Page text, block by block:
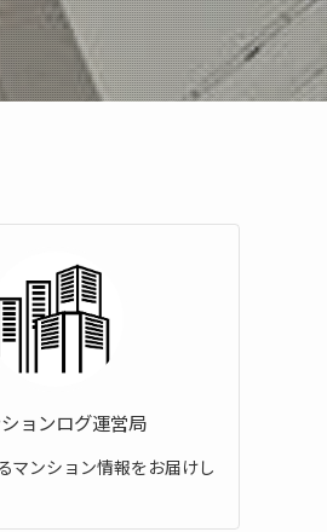
ョンログ運営局
マンション情報をお届けし